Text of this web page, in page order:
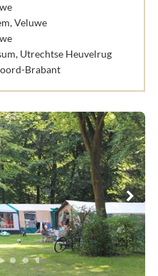
Veluwe
Utrechtse Heuvelrug
Brabant